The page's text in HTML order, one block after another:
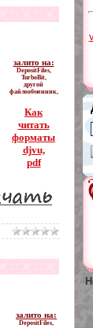
залито на:
DepositFiles,
TurboBit,
другой
файлообменник,
Как
читать
форматы
djvu,
pdf
залито на:
DepositFiles,